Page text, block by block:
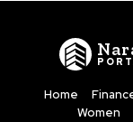
Home
Women